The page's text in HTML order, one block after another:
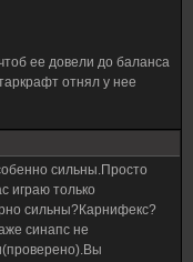
ее довели до баланса
отнял у нее
сильны.Просто
играю только
сильны?Карнифекс?
синапс не